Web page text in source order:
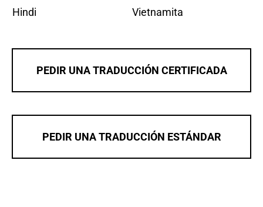
Hindi
Vietnamita
PEDIR UNA TRADUCCIÓN CERTIFICADA
PEDIR UNA TRADUCCIÓN ESTÁNDAR